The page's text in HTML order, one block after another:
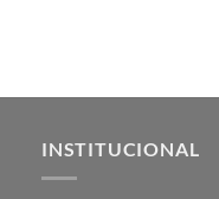
INSTITUCIONAL